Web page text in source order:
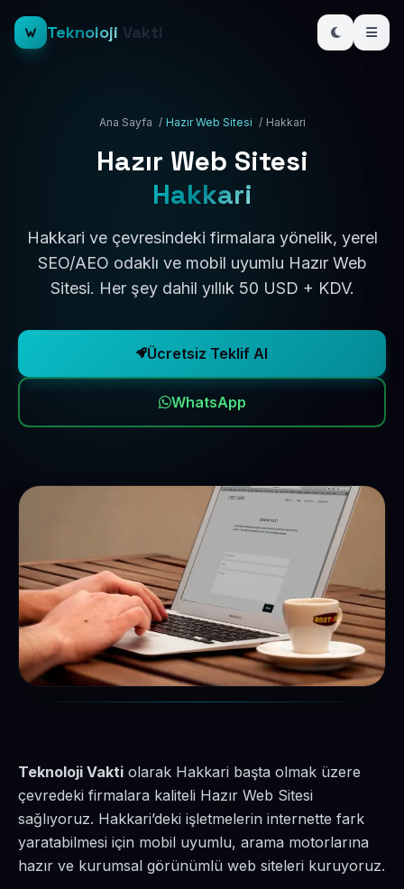
Teknoloji Vakti
Ana Sayfa / Hazır Web Sitesi / Hakkari
Hazır Web Sitesi
Hakkari
Hakkari ve çevresindeki firmalara yönelik, yerel
SEO/AEO odaklı ve mobil uyumlu Hazır Web
Sitesi. Her şey dahil yıllık 50 USD + KDV.
Ücretsiz Teklif Al
WhatsApp
Teknoloji Vakti olarak Hakkari başta olmak üzere
çevredeki firmalara kaliteli Hazır Web Sitesi
sağlıyoruz. Hakkari’deki işletmelerin internette fark
yaratabilmesi için mobil uyumlu, arama motorlarına
hazır ve kurumsal görünümlü web siteleri kuruyoruz.